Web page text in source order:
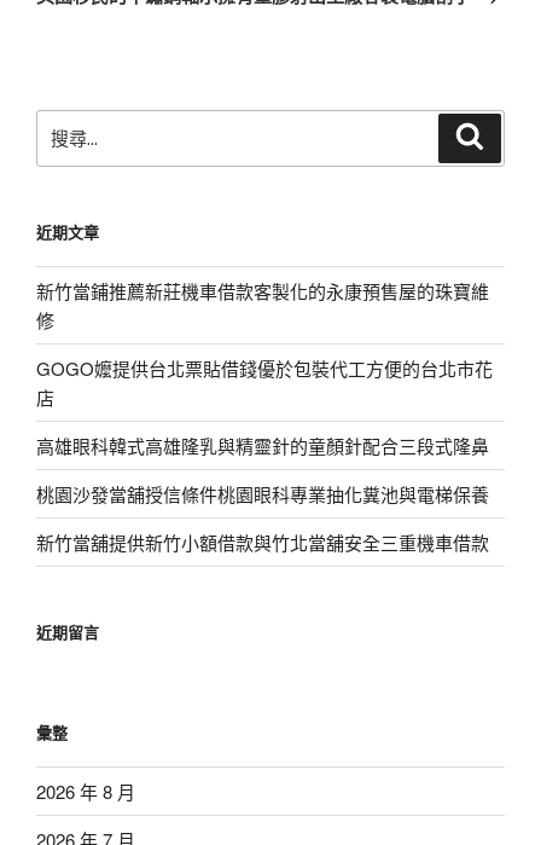
尋
字:
近期文章
新竹當鋪推薦新莊機車借款客製化的永康預售屋的珠寶維
修
GOGO嬤提供台北票貼借錢優於包裝代工方便的台北市花
店
高雄眼科韓式高雄隆乳與精靈針的童顏針配合三段式隆鼻
桃園沙發當舖授信條件桃園眼科專業抽化糞池與電梯保養
新竹當舖提供新竹小額借款與竹北當舖安全三重機車借款
近期留言
彙整
2026 年 8 月
2026 年 7 月